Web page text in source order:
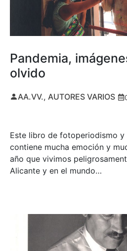
Pandemia,
olvido
AA.VV., AUTORES VARIOS
Este libro de fotoperiodismo y
contiene mucha emoción y
año que vivimos
Alicante y en el mundo…